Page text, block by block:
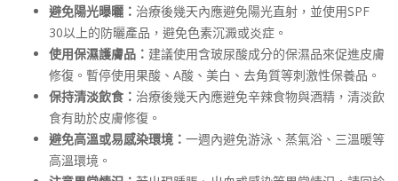
避免陽光曝曬： 治療後幾天內應避免陽光直射，並使用SPF
30以上的防曬產品，避免色素沉澱或炎症。
使用保濕護膚品： 建議使用含玻尿酸成分的保濕品來促進皮膚
修復。暫停使用果酸、A酸、美白、去角質等刺激性保養品。
保持清淡飲食： 治療後幾天內應避免辛辣食物與酒精，清淡飲
食有助於皮膚修復。
避免高溫或易感染環境： 一週內避免游泳、蒸氣浴、三溫暖等
高溫環境。